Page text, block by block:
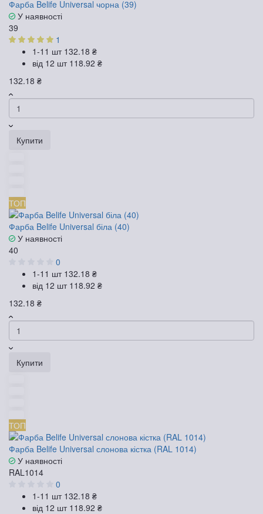
Фарба Belife Universal чорна (39)
У наявності
39
1
1-11 шт 132.18 ₴
від 12 шт 118.92 ₴
132.18 ₴
Купити
ТОП
Фарба Belife Universal біла (40)
У наявності
40
0
1-11 шт 132.18 ₴
від 12 шт 118.92 ₴
132.18 ₴
Купити
ТОП
Фарба Belife Universal слонова кістка (RAL 1014)
У наявності
RAL1014
0
1-11 шт 132.18 ₴
від 12 шт 118.92 ₴